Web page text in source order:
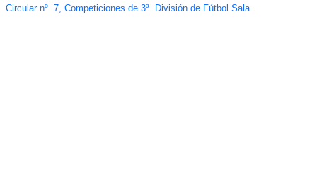
Circular nº. 7, Competiciones de 3ª. División de Fútbol Sala